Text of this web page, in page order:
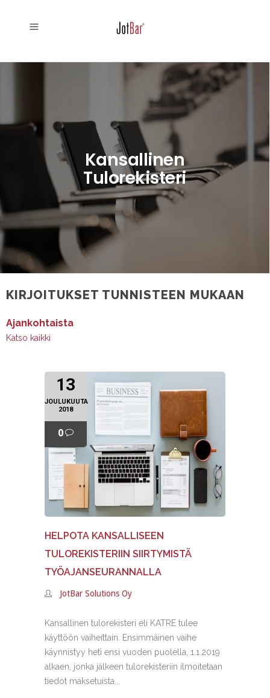
Kansallinen
Tulorekisteri
KIRJOITUKSET TUNNISTEEN MUKAAN
Ajankohtaista
Katso kaikki
13
JOULUKUUTA
2018
0
HELPOTA KANSALLISEEN
TULOREKISTERIIN SIIRTYMISTÄ
TYÖAJANSEURANNALLA
JotBar Solutions Oy
Kansallinen tulorekisteri eli KATRE tulee
käyttöön vaiheittain. Ensimmäinen vaihe
käynnistyy heti ensi vuoden puolella, 1.1.2019
alkaen, jonka jälkeen tulorekisteriin ilmoitetaan
tiedot maksetuista...